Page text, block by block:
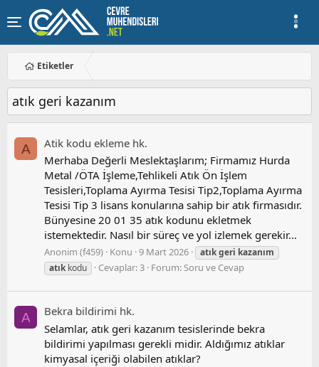
Etiketler
atık geri kazanım
A
Atik kodu ekleme hk.
Merhaba Değerli Meslektaşlarım; Firmamız Hurda
Metal /ÖTA İşleme,Tehlikeli Atık Ön İşlem
Tesisleri,Toplama Ayırma Tesisi Tip2,Toplama Ayırma
Tesisi Tip 3 lisans konularına sahip bir atık firmasıdır.
Bünyesine 20 01 35 atık kodunu ekletmek
istemektedir. Nasıl bir süreç ve yol izlemek gerekir...
Anonim (f459) Konu 9 Mart 2026 atıkgeri kazanım
atık kodu Cevaplar: 3 Forum:Soru ve Cevap
A
Bekra bildirimi hk.
Selamlar, atık geri kazanım tesislerinde bekra
bildirimi yapılması gerekli midir. Aldığımız atıklar
kimyasal içeriği olabilen atıklar?